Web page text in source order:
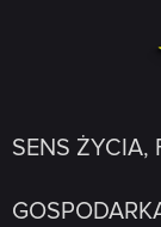
SENS ŻYCIA,